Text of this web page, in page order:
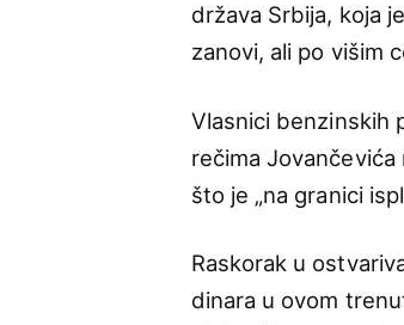
država Srbija, koja
zanovi, ali po višim
Vlasnici benzinskih
rečima
što je „na granici
Raskorak u
dinara u ovom